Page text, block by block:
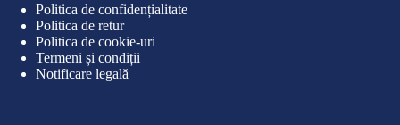
Politica de confidențialitate
Politica de retur
Politica de cookie-uri
Termeni și condiții
Notificare legală